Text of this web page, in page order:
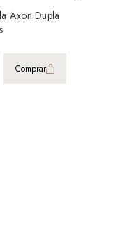
Axon Dupla
Comprar